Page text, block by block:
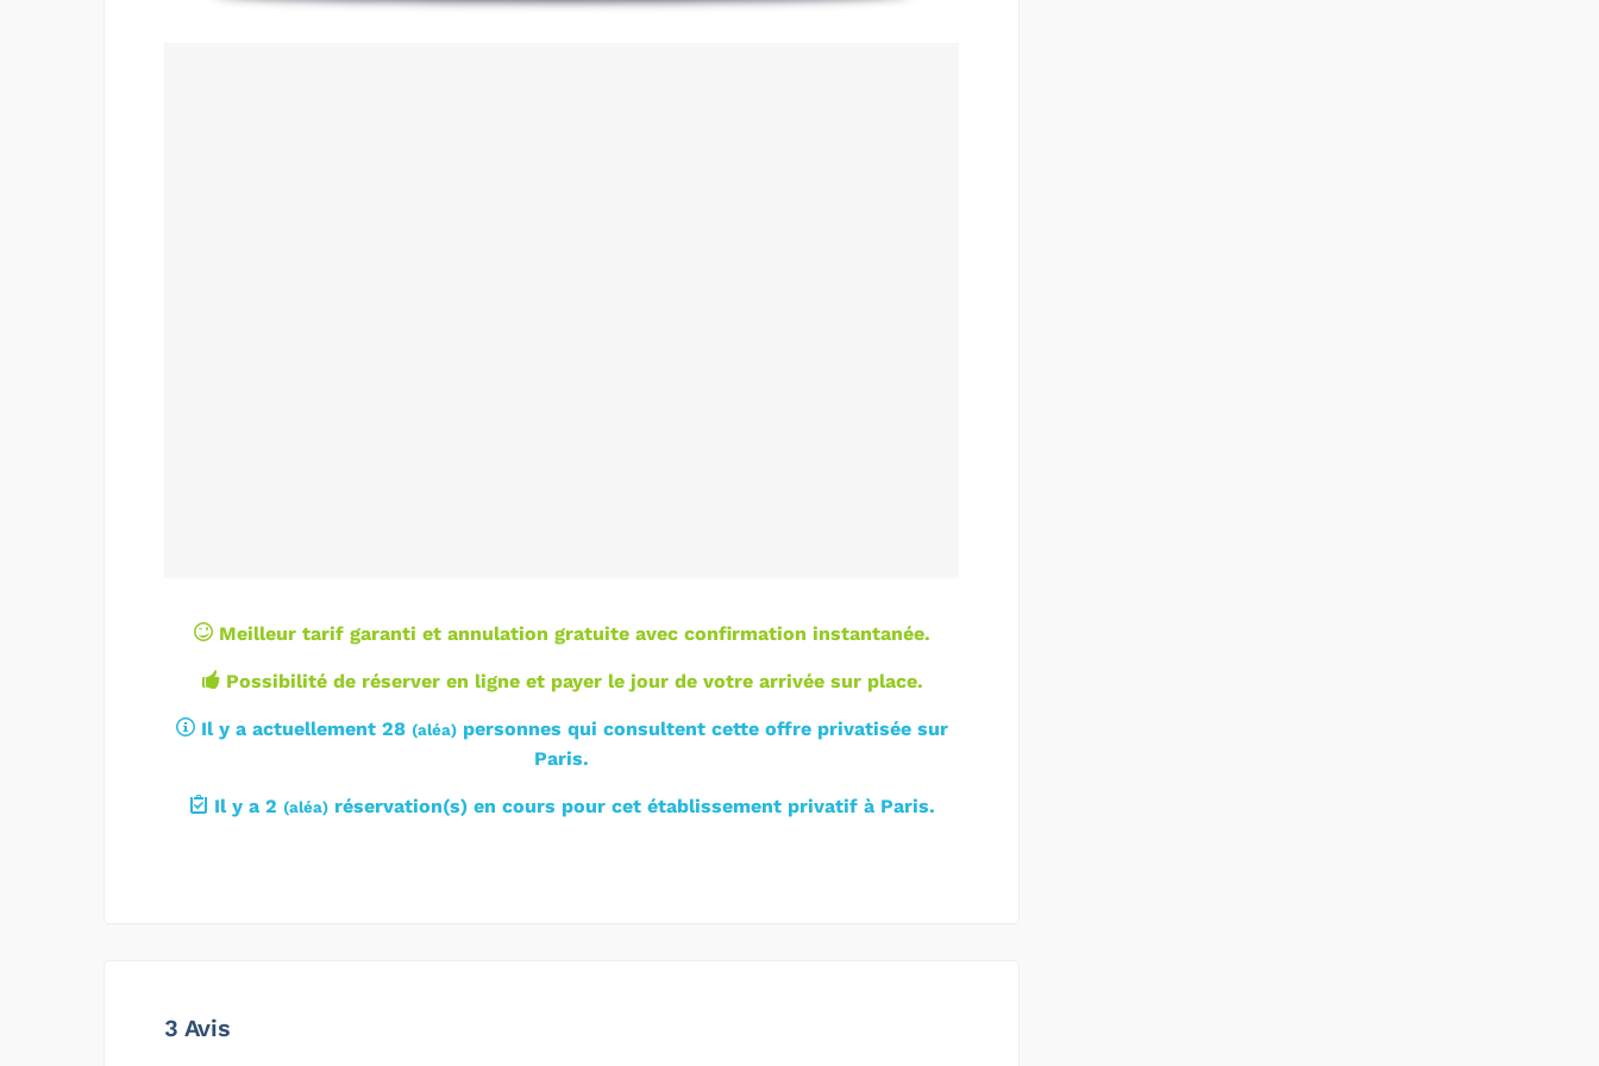
Meilleur tarif garanti et annulation gratuite avec confirmation instantanée.
Possibilité de réserver en ligne et payer le jour de votre arrivée sur place.
Il y a actuellement 28 (aléa)personnes qui consultent cette offre privatisée sur
Paris.
Il y a 2 (aléa)réservation(s) en cours pour cet établissement privatif à Paris.
3 Avis